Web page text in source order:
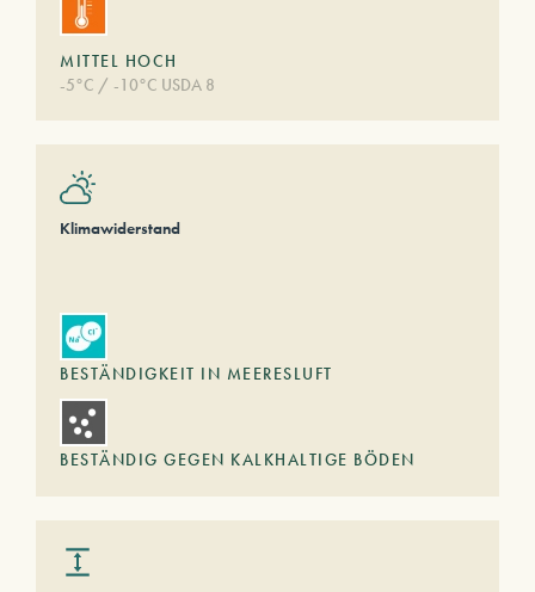
MITTEL HOCH
-5°C / -10°C USDA 8
Klimawiderstand
BESTÄNDIGKEIT IN MEERESLUFT
BESTÄNDIG GEGEN KALKHALTIGE BÖDEN